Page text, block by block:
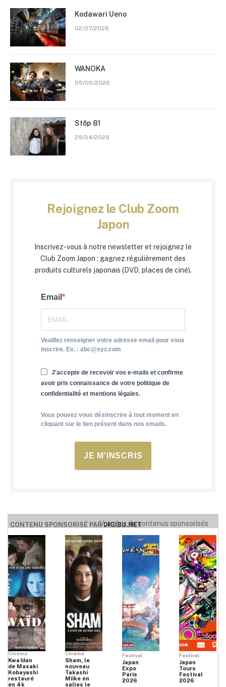
Kodawari Ueno
02/07/2026
WANOKA
05/06/2026
Stōp 81
29/04/2026
Rejoignez le Club Zoom
Japon
Inscrivez-vous à notre newsletter et rejoignez le
Club Zoom Japon : gagnez régulièrement des
produits culturels japonais (DVD, places de ciné).
Email
Veuillez renseigner votre adresse email pour vous
inscrire. Ex. : abc@xyz.com
J'accepte de recevoir vos e-mails et confirme
avoir pris connaissance de votre politique de
confidentialité et mentions légales.
Vous pouvez vous désinscrire à tout moment en
cliquant sur le lien présent dans nos emails.
JE M'INSCRIS
CONTENU SPONSORISÉ PARDIGIBU.NET
Voir plus de contenus sponsorisés
Cinéma
Kwaïdan
de Masaki
Kobayashi
restauré
en 4k
Cinéma
Sham, le
nouveau
Takashi
Miike en
salles le
Festival
Japan
Expo
Paris
2026
Festival
Japan
Tours
Festival
2026